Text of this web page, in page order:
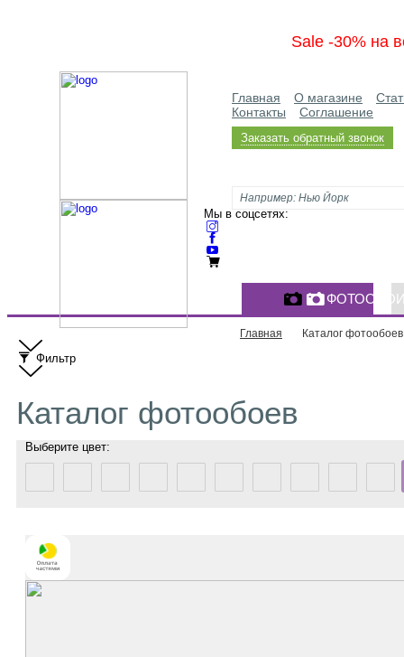
Sale -30% на
Главная О магазине
Контакты
Соглашение
Заказать обратный звонок
Мы в соцсетях:
Главная Каталог фотообоев
Фильтр
Каталог фотообоев
Выберите цвет: